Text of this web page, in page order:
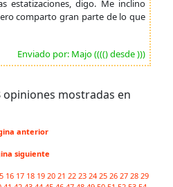
estatizaciones, digo. Me inclino
comparto gran parte de lo que
Enviado por: Majo (((() desde )))
opiniones mostradas en
anterior
siguiente
16 17 18 19 20 21 22 23 24 25 26 27 28 29